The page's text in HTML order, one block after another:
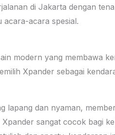
di Jakarta dengan
acara-acara spesial.
modern yang membawa
Xpander sebagai
lapang dan nyaman,
sangat cocok bagi